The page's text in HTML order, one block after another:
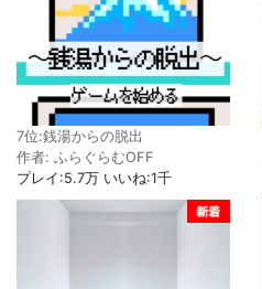
7位:銭湯からの脱出
作者: ふらぐらむOFF
プレイ:5.7万 いいね:1千